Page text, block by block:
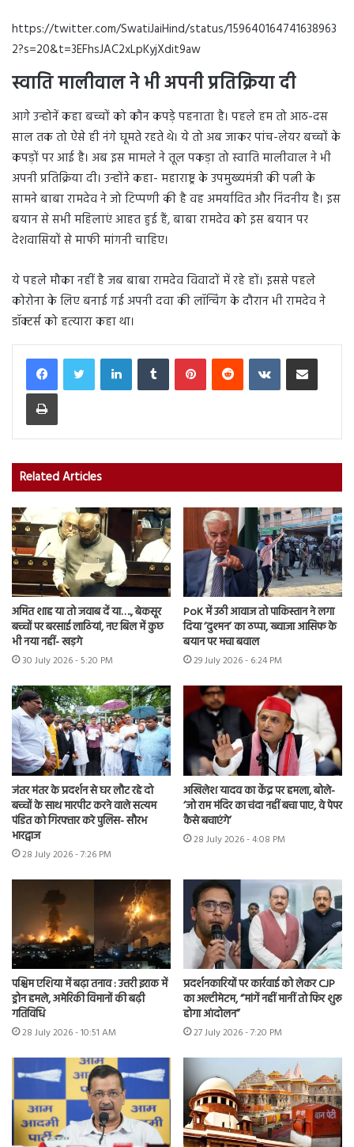
https://twitter.com/SwatiJaiHind/status/159640164741638963
2?s=20&t=3EFhsJAC2xLpKyjXdit9aw
स्वाति मालीवाल ने भी अपनी प्रतिक्रिया दी
आगे उन्होनें कहा बच्चों को कौन कपड़े पहनाता है। पहले हम तो आठ-दस
साल तक तो ऐसे ही नंगे घूमते रहते थे। ये तो अब जाकर पांच-लेयर बच्चों के
कपड़ों पर आई है। अब इस मामले ने तूल पकड़ा तो स्वाति मालीवाल ने भी
अपनी प्रतिक्रिया दी। उन्होंने कहा- महाराष्ट्र के उपमुख्यमंत्री की पत्नी के
सामने बाबा रामदेव ने जो टिप्पणी की है वह अमर्यादित और निंदनीय है। इस
बयान से सभी महिलाएं आहत हुई हैं, बाबा रामदेव को इस बयान पर
देशवासियों से माफी मांगनी चाहिए।
ये पहले मौका नहीं है जब बाबा रामदेव विवादों में रहे हों। इससे पहले
कोरोना के लिए बनाई गई अपनी दवा की लॉन्चिंग के दौरान भी रामदेव ने
डॉक्टर्स को हत्यारा कहा था।
LinkedInTumblr PinterestReddit VKontakteShare via Email
Print
Related Articles
अमित शाह या तो जवाब दें या…., बेकसूर
बच्चों पर बरसाई लाठियां, नए बिल में कुछ
भी नया नहीं- खड़गे
30 July 2026 - 5:20 PM
PoK में उठी आवाज तो पाकिस्तान ने लगा
दिया ‘दुश्मन’ का ठप्पा, ख्वाजा आसिफ के
बयान पर मचा बवाल
29 July 2026 - 6:24 PM
जंतर मंतर के प्रदर्शन से घर लौट रहे दो
बच्चों के साथ मारपीट करने वाले सत्यम
पंडित को गिरफ्तार करे पुलिस- सौरभ
भारद्वाज
28 July 2026 - 7:26 PM
अखिलेश यादव का केंद्र पर हमला, बोले-
‘जो राम मंदिर का चंदा नहीं बचा पाए, वे पेपर
कैसे बचाएंगे’
28 July 2026 - 4:08 PM
पश्चिम एशिया में बढ़ा तनाव : उत्तरी इराक में
ड्रोन हमले, अमेरिकी विमानों की बढ़ी
गतिविधि
28 July 2026 - 10:51 AM
प्रदर्शनकारियों पर कार्रवाई को लेकर CJP
का अल्टीमेटम, “मांगें नहीं मानीं तो फिर शुरू
होगा आंदोलन”
27 July 2026 - 7:20 PM